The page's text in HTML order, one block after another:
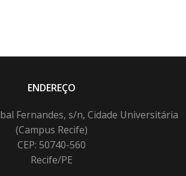
ENDEREÇO
Fernandes, s/n, Cidade Universitária
(Campus Recife)
CEP: 50740-560
Recife/PE